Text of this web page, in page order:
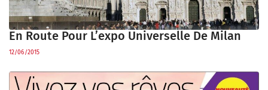
En Route Pour L’expo Universelle De Milan
12/06/2015